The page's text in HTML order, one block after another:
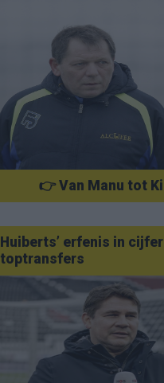
👉 Van Manu tot
Huiberts’ erfenis in
toptransfers